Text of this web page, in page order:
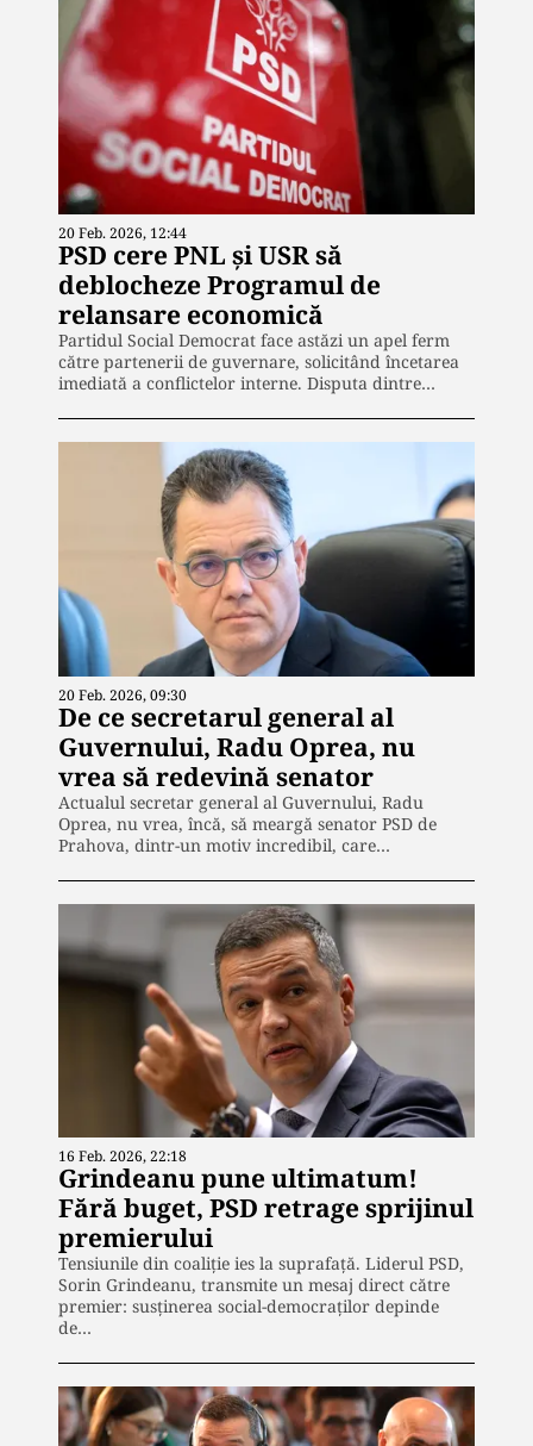
20 Feb. 2026, 12:44
PSD cere PNL și USR să
deblocheze Programul de
relansare economică
Partidul Social Democrat face astăzi un apel ferm
către partenerii de guvernare, solicitând încetarea
imediată a conflictelor interne. Disputa dintre…
20 Feb. 2026, 09:30
De ce secretarul general al
Guvernului, Radu Oprea, nu
vrea să redevină senator
Actualul secretar general al Guvernului, Radu
Oprea, nu vrea, încă, să meargă senator PSD de
Prahova, dintr-un motiv incredibil, care…
16 Feb. 2026, 22:18
Grindeanu pune ultimatum!
Fără buget, PSD retrage sprijinul
premierului
Tensiunile din coaliție ies la suprafață. Liderul PSD,
Sorin Grindeanu, transmite un mesaj direct către
premier: susținerea social-democraților depinde
de…